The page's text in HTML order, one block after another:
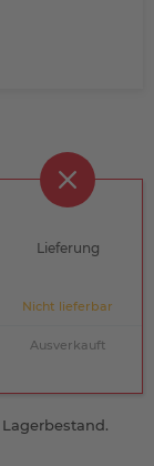
Lieferung
Nicht lieferbar
Ausverkauft